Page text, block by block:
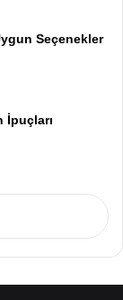
Seçenekler
İpuçları